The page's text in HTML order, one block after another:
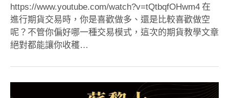
https://www.youtube.com/watch?v=tQtbqfOHwm4 在
進行期貨交易時，你是喜歡做多、還是比較喜歡做空
呢？不管你偏好哪一種交易模式，這次的期貨教學文章
絕對都能讓你收穫…